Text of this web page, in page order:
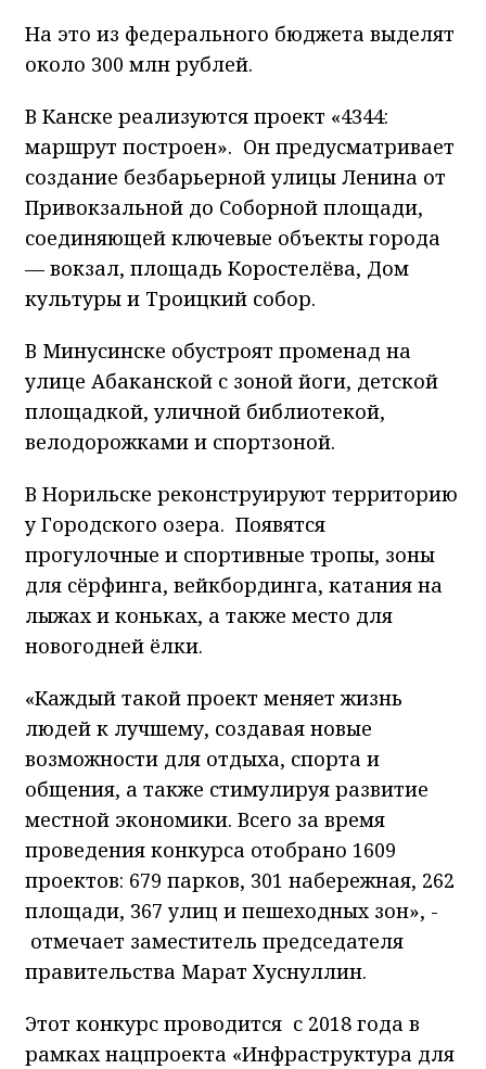
На это из федерального бюджета выделят
около 300 млн рублей.
В Канске реализуются проект «4344:
маршрут построен». Он предусматривает
создание безбарьерной улицы Ленина от
Привокзальной до Соборной площади,
соединяющей ключевые объекты города
— вокзал, площадь Коростелёва, Дом
культуры и Троицкий собор.
В Минусинске обустроят променад на
улице Абаканской с зоной йоги, детской
площадкой, уличной библиотекой,
велодорожками и спортзоной.
В Норильске реконструируют территорию
у Городского озера. Появятся
прогулочные и спортивные тропы, зоны
для сёрфинга, вейкбординга, катания на
лыжах и коньках, а также место для
новогодней ёлки.
«Каждый такой проект меняет жизнь
людей к лучшему, создавая новые
возможности для отдыха, спорта и
общения, а также стимулируя развитие
местной экономики. Всего за время
проведения конкурса отобрано 1609
проектов: 679 парков, 301 набережная, 262
площади, 367 улиц и пешеходных зон», -
отмечает заместитель председателя
правительства Марат Хуснуллин.
Этот конкурс проводится с 2018 года в
рамках нацпроекта «Инфраструктура для